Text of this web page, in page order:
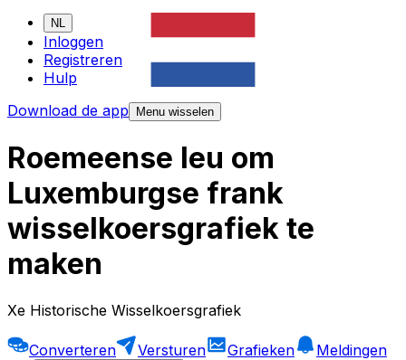
NL
Inloggen
Registreren
Hulp
Download de app
Menu wisselen
Roemeense leu om
Luxemburgse frank
wisselkoersgrafiek te
maken
Xe Historische Wisselkoersgrafiek
Converteren Versturen Grafieken
Meldingen